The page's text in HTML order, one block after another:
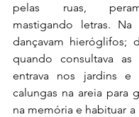
pelas ruas,
mastigando letras. Na
dançavam hieróglifos;
quando consultava as
entrava nos jardins e
calungas na areia para
na memória e habituar a